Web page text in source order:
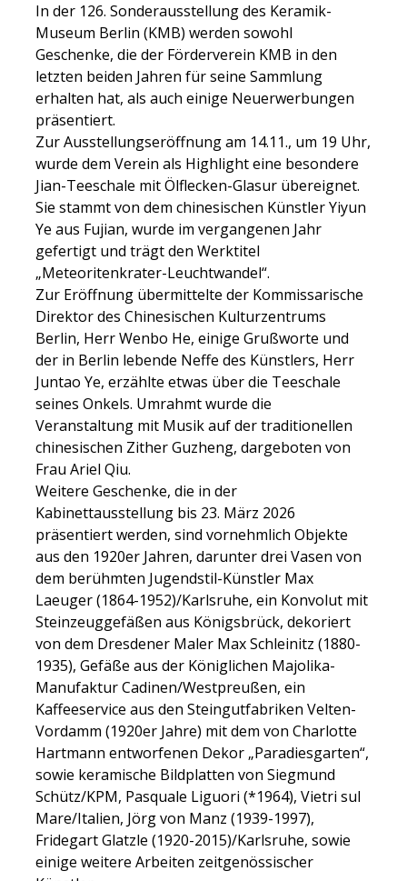
In der 126. Sonderausstellung des Keramik-
Museum Berlin (KMB) werden sowohl
Geschenke, die der Förderverein KMB in den
letzten beiden Jahren für seine Sammlung
erhalten hat, als auch einige Neuerwerbungen
präsentiert.
Zur Ausstellungseröffnung am 14.11., um 19 Uhr,
wurde dem Verein als Highlight eine besondere
Jian-Teeschale mit Ölflecken-Glasur übereignet.
Sie stammt von dem chinesischen Künstler Yiyun
Ye aus Fujian, wurde im vergangenen Jahr
gefertigt und trägt den Werktitel
„Meteoritenkrater-Leuchtwandel“.
Zur Eröffnung übermittelte der Kommissarische
Direktor des Chinesischen Kulturzentrums
Berlin, Herr Wenbo He, einige Grußworte und
der in Berlin lebende Neffe des Künstlers, Herr
Juntao Ye, erzählte etwas über die Teeschale
seines Onkels. Umrahmt wurde die
Veranstaltung mit Musik auf der traditionellen
chinesischen Zither Guzheng, dargeboten von
Frau Ariel Qiu.
Weitere Geschenke, die in der
Kabinettausstellung bis 23. März 2026
präsentiert werden, sind vornehmlich Objekte
aus den 1920er Jahren, darunter drei Vasen von
dem berühmten Jugendstil-Künstler Max
Laeuger (1864-1952)/Karlsruhe, ein Konvolut mit
Steinzeuggefäßen aus Königsbrück, dekoriert
von dem Dresdener Maler Max Schleinitz (1880-
1935), Gefäße aus der Königlichen Majolika-
Manufaktur Cadinen/Westpreußen, ein
Kaffeeservice aus den Steingutfabriken Velten-
Vordamm (1920er Jahre) mit dem von Charlotte
Hartmann entworfenen Dekor „Paradiesgarten“,
sowie keramische Bildplatten von Siegmund
Schütz/KPM, Pasquale Liguori (*1964), Vietri sul
Mare/Italien, Jörg von Manz (1939-1997),
Fridegart Glatzle (1920-2015)/Karlsruhe, sowie
einige weitere Arbeiten zeitgenössischer